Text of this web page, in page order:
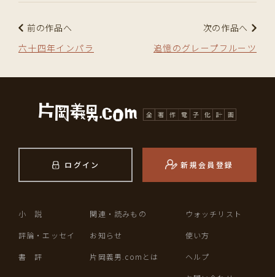
前の作品へ
六十四年インパラ
次の作品へ
追憶のグレープフルーツ
ログイン 新規会員登録
小 説
評論・エッセイ
書 評
関連・読みもの
お知らせ
片岡義男.comとは
ウォッチリスト
使い方
ヘルプ